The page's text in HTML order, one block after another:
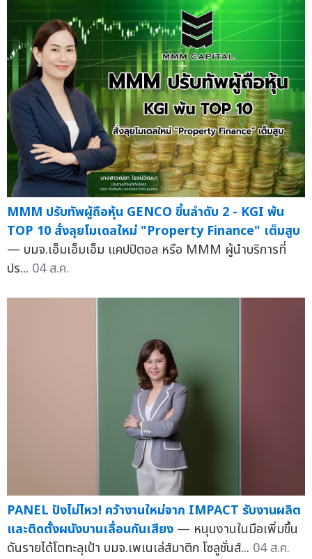
MMM ปรับทัพผู้ถือหุ้น GENCO ขึ้นลำดับ 2 - KGI พ้น
TOP 10 สั่งลุยโมเดลใหม่ "Property Finance" เต็มสูบ
— บมจ.เอ็มเอ็มเอ็ม แคปปิตอล หรือ MMM ผู้นำบริการที่
ปร... 04 ส.ค.
PANEL ปังไม่ไหว! คว้างานใหม่จาก IMPACT รับงานผลิต
และติดตั้งผนังบานเลื่อนกันเสียง — หนุนงานในมือเพิ่มขึ้น
ดันรายได้โตทะลุเป้า บมจ.เพเนเล่ส์มาติก โซลูชั่นส์... 04 ส.ค.